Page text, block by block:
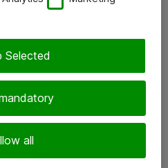
all
Selected